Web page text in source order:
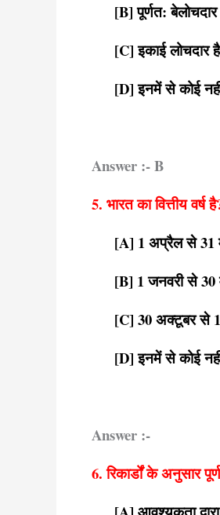
[B] पूर्णत: बेलोचदार
[C] इकाई लोचदार है
[D] इनमें से कोई
Answer :- B
5. भारत का वित्तीय वर्ष
[A] 1 अप्रैल से 31
[B] 1 जनवरी से 30
[C] 30 अक्टूबर से 1
[D] इनमें से कोई
Answer :-
6. रिकार्डों के अनुसार